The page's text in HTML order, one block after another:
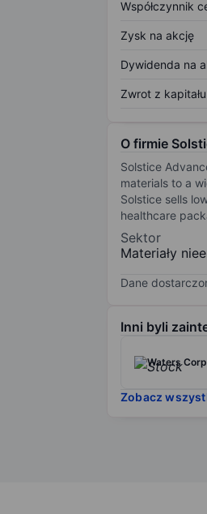
Współczynnik
Zysk na akcję
Dywidenda na
Zwrot z
O firmie
Solstice
materials to a
Solstice sells
healthcare
Sektor
Materiały
Dane
Inni byli
Waters
Zobacz